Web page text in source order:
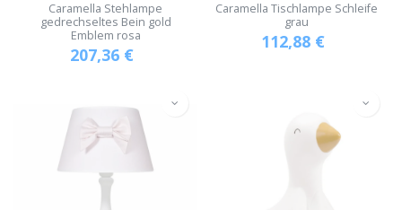
Caramella Stehlampe
gedrechseltes Bein gold
Emblem rosa
207,36 €
Caramella Tischlampe Schleife
grau
112,88 €